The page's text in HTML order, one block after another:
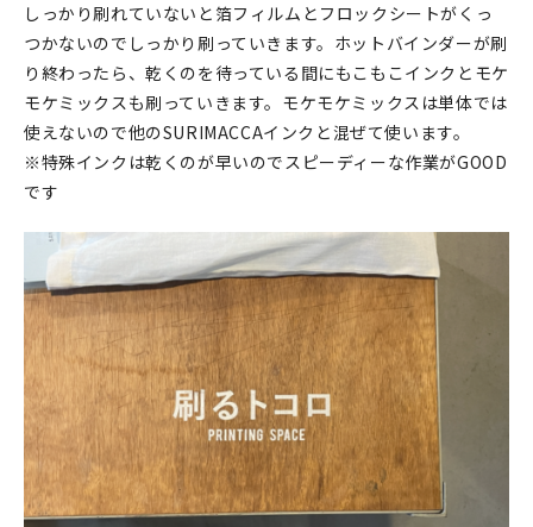
しっかり刷れていないと箔フィルムとフロックシートがくっ
つかないのでしっかり刷っていきます。ホットバインダーが刷
り終わったら、乾くのを待っている間にもこもこインクとモケ
モケミックスも刷っていきます。モケモケミックスは単体では
使えないので他のSURIMACCAインクと混ぜて使います。
※特殊インクは乾くのが早いのでスピーディーな作業がGOOD
です